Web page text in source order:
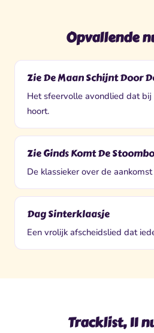
Opvallende
Zie De Maan Schijnt Door
Het sfeervolle avondlied dat bij
hoort.
Zie Ginds Komt De
De klassieker over de
Dag Sinterklaasje
Een vrolijk afscheidslied dat
Tracklist, 11